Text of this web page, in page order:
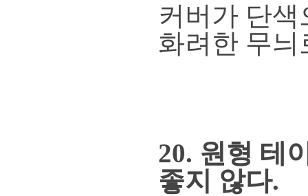
커버가 단
화려한 무
20. 원형 테
좋지 않다.